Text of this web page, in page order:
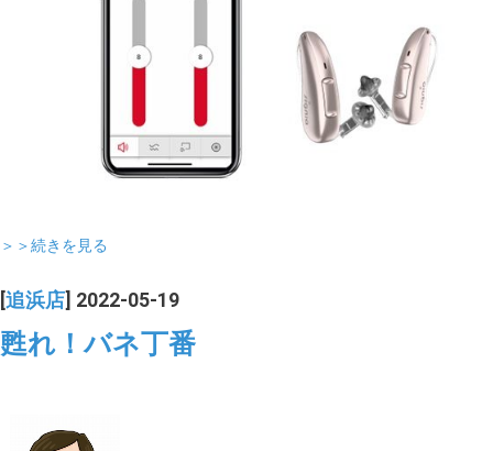
＞＞続きを見る
[追浜店] 2022-05-19
甦れ！バネ丁番